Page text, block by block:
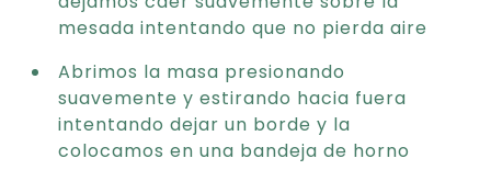
mesada intentando que no pierda aire
Abrimos la masa presionando
suavemente y estirando hacia fuera
intentando dejar un borde y la
colocamos en una bandeja de horno